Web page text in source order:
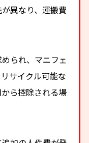
異なり、運搬費
られ、マニフェ
サイクル可能な
ら控除される場